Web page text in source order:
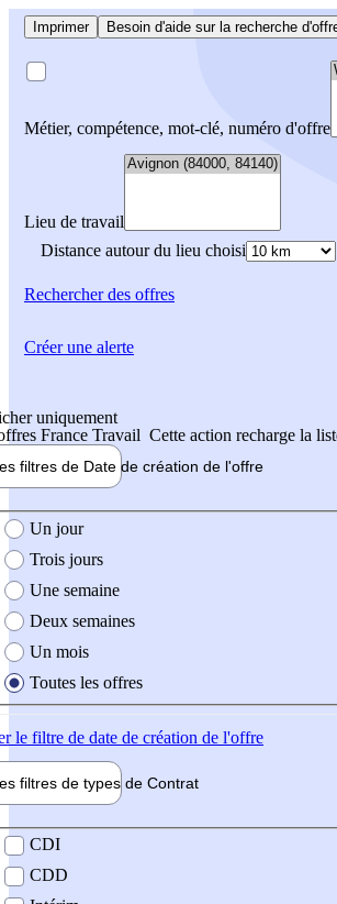
Imprimer Besoin d'aide sur la recherche
Métier, compétence, mot-clé, numéro d'offre
Lieu de travail
Distance autour du lieu choisi
Rechercherdes offres
uniquement
France Travail Cette action recharge la
filtres de Date de création de l'offre
création de l'offre
Un jour
Trois jours
Une semaine
Deux semaines
Un mois
Toutes les offres
le filtre de date de création de l'offre
filtres de types de Contrat
contrat
CDI
CDD
Créer une alerte